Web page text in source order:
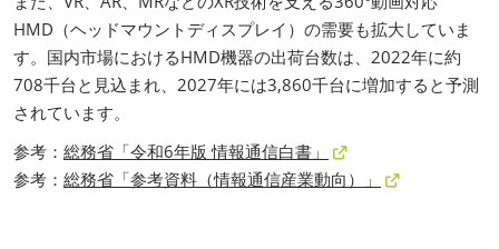
HMD（ヘッドマウントディスプレイ）の需要も拡大していま
す。国内市場におけるHMD機器の出荷台数は、2022年に約
708千台と見込まれ、2027年には3,860千台に増加すると予測
されています。
参考： 総務省「令和6年版 情報通信白書」
参考： 総務省「参考資料（情報通信産業動向）」